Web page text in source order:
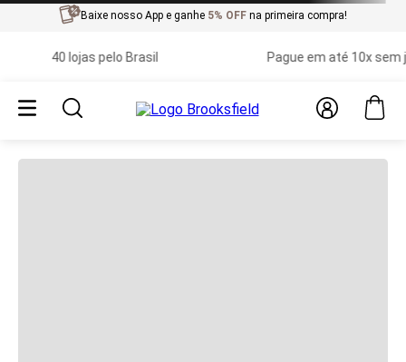
Baixe nosso App e ganhe 5% OFF na primeira compra!
40 lojas pelo Brasil Pague em até 10x sem